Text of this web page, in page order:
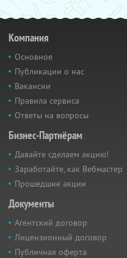
Компания
Основное
Публикации о нас
Вакансии
Правила сервиса
Ответы на вопросы
Бизнес-Партнёрам
Давайте сделаем акцию!
Заработайте, как Вебмастер
Прошедшие акции
Документы
Агентский договор
Лицензионный договор
Публичная оферта